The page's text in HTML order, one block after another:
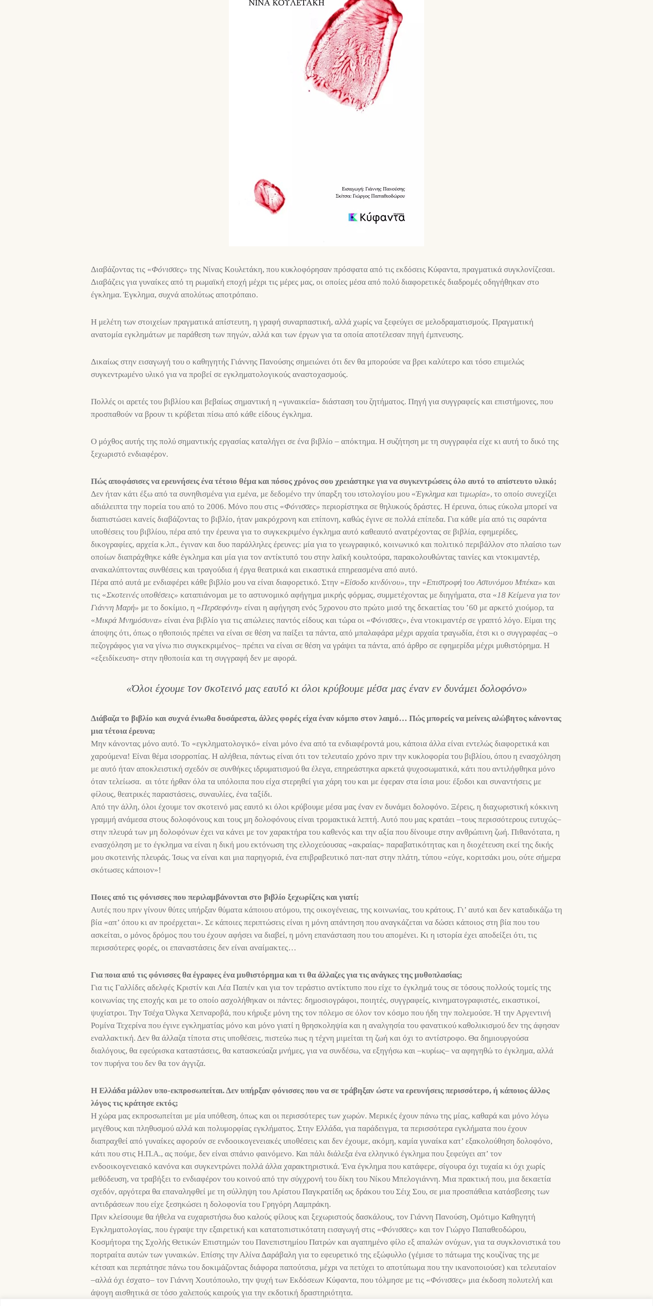
Διαβάζοντας τις «Φόνισσες» της Νίνας Κουλετάκη, που κυκλοφόρησαν πρόσφατα από τις εκδόσεις Κύφαντα, πραγματικά συγκλονίζεσαι.
Διαβάζεις για γυναίκες από τη ρωμαϊκή εποχή μέχρι τις μέρες μας, οι οποίες μέσα από πολύ διαφορετικές διαδρομές οδηγήθηκαν στο
έγκλημα. Έγκλημα, συχνά απολύτως αποτρόπαιο.
Η μελέτη των στοιχείων πραγματικά απίστευτη, η γραφή συναρπαστική, αλλά χωρίς να ξεφεύγει σε μελοδραματισμούς. Πραγματική
ανατομία εγκλημάτων με παράθεση των πηγών, αλλά και των έργων για τα οποία αποτέλεσαν πηγή έμπνευσης.
Δικαίως στην εισαγωγή του ο καθηγητής Γιάννης Πανούσης σημειώνει ότι δεν θα μπορούσε να βρει καλύτερο και τόσο επιμελώς
συγκεντρωμένο υλικό για να προβεί σε εγκληματολογικούς αναστοχασμούς.
Πολλές οι αρετές του βιβλίου και βεβαίως σημαντική η «γυναικεία» διάσταση του ζητήματος. Πηγή για συγγραφείς και επιστήμονες, που
προσπαθούν να βρουν τι κρύβεται πίσω από κάθε είδους έγκλημα.
Ο μόχθος αυτής της πολύ σημαντικής εργασίας καταλήγει σε ένα βιβλίο – απόκτημα. Η συζήτηση με τη συγγραφέα είχε κι αυτή το δικό της
ξεχωριστό ενδιαφέρον.
Πώς αποφάσισες να ερευνήσεις ένα τέτοιο θέμα και πόσος χρόνος σου χρειάστηκε για να συγκεντρώσεις όλο αυτό το απίστευτο υλικό;
Δεν ήταν κάτι έξω από τα συνηθισμένα για εμένα, με δεδομένο την ύπαρξη του ιστολογίου μου «Έγκλημα και τιμωρία», το οποίο συνεχίζει
αδιάλειπτα την πορεία του από το 2006. Μόνο που στις «Φόνισσες» περιορίστηκα σε θηλυκούς δράστες. Η έρευνα, όπως εύκολα μπορεί να
διαπιστώσει κανείς διαβάζοντας το βιβλίο, ήταν μακρόχρονη και επίπονη, καθώς έγινε σε πολλά επίπεδα. Για κάθε μία από τις σαράντα
υποθέσεις του βιβλίου, πέρα από την έρευνα για το συγκεκριμένο έγκλημα αυτό καθεαυτό ανατρέχοντας σε βιβλία, εφημερίδες,
δικογραφίες, αρχεία κ.λπ., έγιναν και δυο παράλληλες έρευνες: μία για το γεωγραφικό, κοινωνικό και πολιτικό περιβάλλον στο πλαίσιο των
οποίων διαπράχθηκε κάθε έγκλημα και μία για τον αντίκτυπό του στην λαϊκή κουλτούρα, παρακολουθώντας ταινίες και ντοκιμαντέρ,
ανακαλύπτοντας συνθέσεις και τραγούδια ή έργα θεατρικά και εικαστικά επηρεασμένα από αυτό.
Πέρα από αυτά με ενδιαφέρει κάθε βιβλίο μου να είναι διαφορετικό. Στην «Είσοδο κινδύνου», την «Επιστροφή του Αστυνόμου Μπέκα» και
τις «Σκοτεινές υποθέσεις» καταπιάνομαι με το αστυνομικό αφήγημα μικρής φόρμας, συμμετέχοντας με διηγήματα, στα «18 Κείμενα για τον
Γιάννη Μαρή» με το δοκίμιο, η «Περσεφόνη» είναι η αφήγηση ενός 5χρονου στο πρώτο μισό της δεκαετίας του ’60 με αρκετό χιούμορ, τα
«Μικρά Μνημόσυνα» είναι ένα βιβλίο για τις απώλειες παντός είδους και τώρα οι «Φόνισσες», ένα ντοκιμαντέρ σε γραπτό λόγο. Είμαι της
άποψης ότι, όπως ο ηθοποιός πρέπει να είναι σε θέση να παίξει τα πάντα, από μπαλαφάρα μέχρι αρχαία τραγωδία, έτσι κι ο συγγραφέας –ο
πεζογράφος για να γίνω πιο συγκεκριμένος– πρέπει να είναι σε θέση να γράψει τα πάντα, από άρθρο σε εφημερίδα μέχρι μυθιστόρημα. Η
«εξειδίκευση» στην ηθοποιία και τη συγγραφή δεν με αφορά.
«Όλοι έχουμε τον σκοτεινό μας εαυτό κι όλοι κρύβουμε μέσα μας έναν εν δυνάμει δολοφόνο»
Διάβαζα το βιβλίο και συχνά ένιωθα δυσάρεστα, άλλες φορές είχα έναν κόμπο στον λαιμό… Πώς μπορείς να μείνεις αλώβητος κάνοντας
μια τέτοια έρευνα;
Μην κάνοντας μόνο αυτό. Το «εγκληματολογικό» είναι μόνο ένα από τα ενδιαφέροντά μου, κάποια άλλα είναι εντελώς διαφορετικά και
χαρούμενα! Είναι θέμα ισορροπίας. Η αλήθεια, πάντως είναι ότι τον τελευταίο χρόνο πριν την κυκλοφορία του βιβλίου, όπου η ενασχόληση
με αυτό ήταν αποκλειστική σχεδόν σε συνθήκες ιδρυματισμού θα έλεγα, επηρεάστηκα αρκετά ψυχοσωματικά, κάτι που αντιλήφθηκα μόνο
όταν τελείωσα. αι τότε ήρθαν όλα τα υπόλοιπα που είχα στερηθεί για χάρη του και με έφεραν στα ίσια μου: έξοδοι και συναντήσεις με
φίλους, θεατρικές παραστάσεις, συναυλίες, ένα ταξίδι.
Από την άλλη, όλοι έχουμε τον σκοτεινό μας εαυτό κι όλοι κρύβουμε μέσα μας έναν εν δυνάμει δολοφόνο. Ξέρεις, η διαχωριστική κόκκινη
γραμμή ανάμεσα στους δολοφόνους και τους μη δολοφόνους είναι τρομακτικά λεπτή. Αυτό που μας κρατάει –τους περισσότερους ευτυχώς–
στην πλευρά των μη δολοφόνων έχει να κάνει με τον χαρακτήρα του καθενός και την αξία που δίνουμε στην ανθρώπινη ζωή. Πιθανότατα, η
ενασχόληση με το έγκλημα να είναι η δική μου εκτόνωση της ελλοχεύουσας «ακραίας» παραβατικότητας και η διοχέτευση εκεί της δικής
μου σκοτεινής πλευράς. Ίσως να είναι και μια παρηγοριά, ένα επιβραβευτικό πατ-πατ στην πλάτη, τύπου «εύγε, κοριτσάκι μου, ούτε σήμερα
σκότωσες κάποιον»!
Ποιες από τις φόνισσες που περιλαμβάνονται στο βιβλίο ξεχωρίζεις και γιατί;
Αυτές που πριν γίνουν θύτες υπήρξαν θύματα κάποιου ατόμου, της οικογένειας, της κοινωνίας, του κράτους. Γι’ αυτό και δεν καταδικάζω τη
βία «απ’ όπου κι αν προέρχεται». Σε κάποιες περιπτώσεις είναι η μόνη απάντηση που αναγκάζεται να δώσει κάποιος στη βία που του
ασκείται, ο μόνος δρόμος που του έχουν αφήσει να διαβεί, η μόνη επανάσταση που του απομένει. Κι η ιστορία έχει αποδείξει ότι, τις
περισσότερες φορές, οι επαναστάσεις δεν είναι αναίμακτες…
Για ποια από τις φόνισσες θα έγραφες ένα μυθιστόρημα και τι θα άλλαζες για τις ανάγκες της μυθοπλασίας;
Για τις Γαλλίδες αδελφές Κριστίν και Λέα Παπέν και για τον τεράστιο αντίκτυπο που είχε το έγκλημά τους σε τόσους πολλούς τομείς της
κοινωνίας της εποχής και με το οποίο ασχολήθηκαν οι πάντες: δημοσιογράφοι, ποιητές, συγγραφείς, κινηματογραφιστές, εικαστικοί,
ψυχίατροι. Την Τσέχα Όλγκα Χεπναροβά, που κήρυξε μόνη της τον πόλεμο σε όλον τον κόσμο που ήδη την πολεμούσε. Ή την Αργεντινή
Ρομίνα Τεχερίνα που έγινε εγκληματίας μόνο και μόνο γιατί η θρησκοληψία και η αναλγησία του φανατικού καθολικισμού δεν της άφησαν
εναλλακτική. Δεν θα άλλαζα τίποτα στις υποθέσεις, πιστεύω πως η τέχνη μιμείται τη ζωή και όχι το αντίστροφο. Θα δημιουργούσα
διαλόγους, θα εφεύρισκα καταστάσεις, θα κατασκεύαζα μνήμες, για να συνδέσω, να εξηγήσω και –κυρίως– να αφηγηθώ το έγκλημα, αλλά
τον πυρήνα του δεν θα τον άγγιζα.
Η Ελλάδα μάλλον υπο-εκπροσωπείται. Δεν υπήρξαν φόνισσες που να σε τράβηξαν ώστε να ερευνήσεις περισσότερο, ή κάποιος άλλος
λόγος τις κράτησε εκτός;
Η χώρα μας εκπροσωπείται με μία υπόθεση, όπως και οι περισσότερες των χωρών. Μερικές έχουν πάνω της μίας, καθαρά και μόνο λόγω
μεγέθους και πληθυσμού αλλά και πολυμορφίας εγκλήματος. Στην Ελλάδα, για παράδειγμα, τα περισσότερα εγκλήματα που έχουν
διαπραχθεί από γυναίκες αφορούν σε ενδοοικογενειακές υποθέσεις και δεν έχουμε, ακόμη, καμία γυναίκα κατ’ εξακολούθηση δολοφόνο,
κάτι που στις Η.Π.Α., ας πούμε, δεν είναι σπάνιο φαινόμενο. Και πάλι διάλεξα ένα ελληνικό έγκλημα που ξεφεύγει απ’ τον
ενδοοικογενειακό κανόνα και συγκεντρώνει πολλά άλλα χαρακτηριστικά. Ένα έγκλημα που κατάφερε, σίγουρα όχι τυχαία κι όχι χωρίς
μεθόδευση, να τραβήξει το ενδιαφέρον του κοινού από την σύγχρονή του δίκη του Νίκου Μπελογιάννη. Μια πρακτική που, μια δεκαετία
σχεδόν, αργότερα θα επαναληφθεί με τη σύλληψη του Αρίστου Παγκρατίδη ως δράκου του Σέιχ Σου, σε μια προσπάθεια κατάσβεσης των
αντιδράσεων που είχε ξεσηκώσει η δολοφονία του Γρηγόρη Λαμπράκη.
Πριν κλείσουμε θα ήθελα να ευχαριστήσω δυο καλούς φίλους και ξεχωριστούς δασκάλους, τον Γιάννη Πανούση, Ομότιμο Καθηγητή
Εγκληματολογίας, που έγραψε την εξαιρετική και κατατοπιστικότατη εισαγωγή στις «Φόνισσες» και τον Γιώργο Παπαθεοδώρου,
Κοσμήτορα της Σχολής Θετικών Επιστημών του Πανεπιστημίου Πατρών και αγαπημένο φίλο εξ απαλών ονύχων, για τα συγκλονιστικά του
πορτραίτα αυτών των γυναικών. Επίσης την Αλίνα Δαράβαλη για το εφευρετικό της εξώφυλλο (γέμισε το πάτωμα της κουζίνας της με
κέτσαπ και περπάτησε πάνω του δοκιμάζοντας διάφορα παπούτσια, μέχρι να πετύχει το αποτύπωμα που την ικανοποιούσε) και τελευταίον
–αλλά όχι έσχατο– τον Γιάννη Χουτόπουλο, την ψυχή των Εκδόσεων Κύφαντα, που τόλμησε με τις «Φόνισσες» μια έκδοση πολυτελή και
άψογη αισθητικά σε τόσο χαλεπούς καιρούς για την εκδοτική δραστηριότητα.